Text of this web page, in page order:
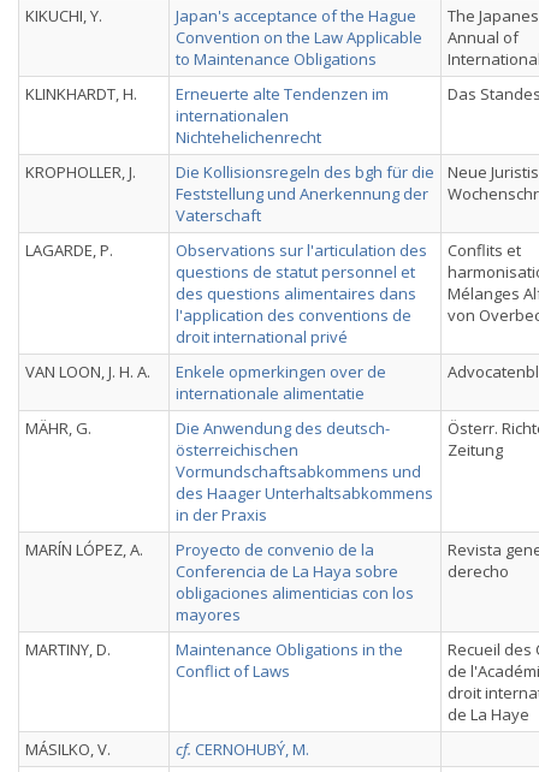
KIKUCHI, Y.
Japan's acceptance of the Hague
Convention on the Law Applicable
to Maintenance Obligations
The
Annual of
KLINKHARDT, H.
Erneuerte alte Tendenzen im
internationalen
Nichtehelichenrecht
Das
KROPHOLLER, J.
Die Kollisionsregeln des bgh für die
Feststellung und Anerkennung der
Vaterschaft
Neue
LAGARDE, P.
Observations sur l'articulation des
questions de statut personnel et
des questions alimentaires dans
l'application des conventions de
droit international privé
Conflits et
Mélanges
von
VAN LOON, J. H. A.
Enkele opmerkingen over de
internationale alimentatie
MÄHR, G.
Die Anwendung des deutsch-
österreichischen
Vormundschaftsabkommens und
des Haager Unterhaltsabkommens
in der Praxis
Österr.
Zeitung
MARÍN LÓPEZ, A.
Proyecto de convenio de la
Conferencia de La Haya sobre
obligaciones alimenticias con los
mayores
Revista
derecho
MARTINY, D.
Maintenance Obligations in the
Conflict of Laws
Recueil des
de
droit
de La Haye
MÁSILKO, V.
cf. CERNOHUBÝ, M.